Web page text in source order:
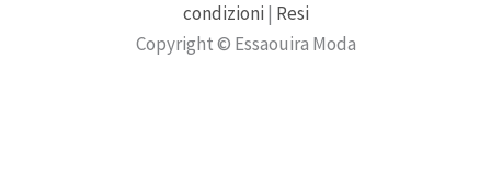
condizioni | Resi
Copyright © Essaouira Moda